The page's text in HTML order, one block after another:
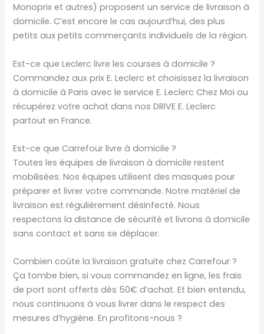
Monoprix et autres) proposent un service de livraison à
domicile. C’est encore le cas aujourd’hui, des plus
petits aux petits commerçants individuels de la région.
Est-ce que Leclerc livre les courses à domicile ?
Commandez aux prix E. Leclerc et choisissez la livraison
à domicile à Paris avec le service E. Leclerc Chez Moi ou
récupérez votre achat dans nos DRIVE E. Leclerc
partout en France.
Est-ce que Carrefour livre à domicile ?
Toutes les équipes de livraison à domicile restent
mobilisées. Nos équipes utilisent des masques pour
préparer et livrer votre commande. Notre matériel de
livraison est régulièrement désinfecté. Nous
respectons la distance de sécurité et livrons à domicile
sans contact et sans se déplacer.
Combien coûte la livraison gratuite chez Carrefour ?
Ça tombe bien, si vous commandez en ligne, les frais
de port sont offerts dès 50€ d’achat. Et bien entendu,
nous continuons à vous livrer dans le respect des
mesures d’hygiène. En profitons-nous ?